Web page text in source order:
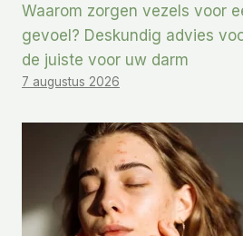
Waarom zorgen vezels voor
gevoel? Deskundig advies
de juiste voor uw darm
7 augustus 2026